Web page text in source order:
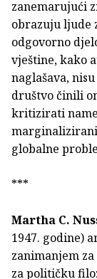
zanemarujući
obrazuju ljude
odgovorno
vještine, kako
naglašava,
društvo činili
kritizirati
globalne
***
Martha C.
1947. godine)
zanimanjem
za političku